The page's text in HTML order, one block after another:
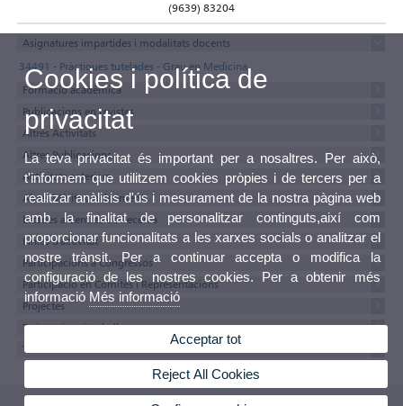
(9639) 83204
Asignatures impartides i modalitats docents
34491 - Pràctiques tutelades - Grau en Medicina
Formació acadèmica
Publicacions en revistes
Altres Activitats
Altres Publicacions
Activitats anteriors
Altres Mèrits o aclariments
Estades a Centres de Recerca
Línies d'activitat
Participacions a Congressos
Participació en Comitès i Representacions
Projectes
Tesis, tesines i treballs
Textos del currículum
Cookies i política de
privacitat
La teva privacitat és important per a nosaltres. Per això,
t'informem que utilitzem cookies pròpies i de tercers per a
realitzar anàlisis d'ús i mesurament de la nostra pàgina web
amb la finalitat de personalitzar continguts,així com
proporcionar funcionalitats a les xarxes socials o analitzar el
nostre trànsit. Per a continuar accepta o modifica la
configuració de les nostres cookies. Per a obtenir més
informació Més informació
Acceptar tot
Reject All Cookies